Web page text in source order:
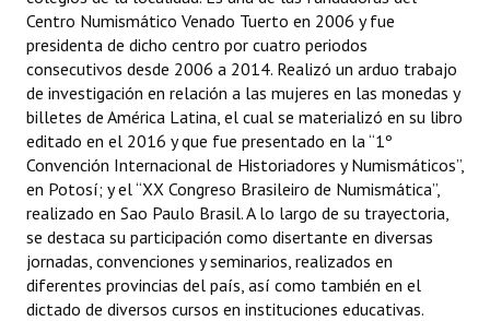
Centro Numismático Venado Tuerto en 2006 y fue
presidenta de dicho centro por cuatro periodos
consecutivos desde 2006 a 2014. Realizó un arduo trabajo
de investigación en relación a las mujeres en las monedas y
billetes de América Latina, el cual se materializó en su libro
editado en el 2016 y que fue presentado en la “1º
Convención Internacional de Historiadores y Numismáticos”,
en Potosí; y el “XX Congreso Brasileiro de Numismática”,
realizado en Sao Paulo Brasil. A lo largo de su trayectoria,
se destaca su participación como disertante en diversas
jornadas, convenciones y seminarios, realizados en
diferentes provincias del país, así como también en el
dictado de diversos cursos en instituciones educativas.